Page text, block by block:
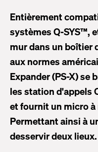
Entièrement
systèmes Q-SYS™,
mur dans un boîtier
aux normes
Expander (PS-X) se
les station d'appels
et fournit un micro
Permettant ainsi à
desservir deux lieux.